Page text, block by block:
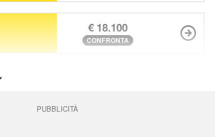
€ 18.100
CONFRONTA
PUBBLICITÀ